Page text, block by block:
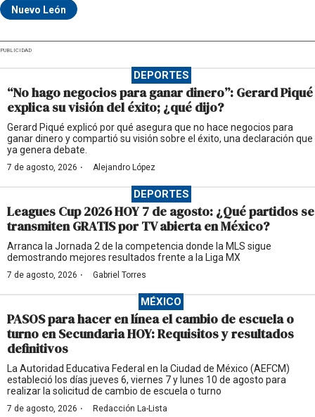
Nuevo León
PUBLICIDAD
DEPORTES
“No hago negocios para ganar dinero”: Gerard Piqué
explica su visión del éxito; ¿qué dijo?
Gerard Piqué explicó por qué asegura que no hace negocios para
ganar dinero y compartió su visión sobre el éxito, una declaración que
ya genera debate.
7 de agosto, 2026 · Alejandro López
DEPORTES
Leagues Cup 2026 HOY 7 de agosto: ¿Qué partidos se
transmiten GRATIS por TV abierta en México?
Arranca la Jornada 2 de la competencia donde la MLS sigue
demostrando mejores resultados frente a la Liga MX
7 de agosto, 2026 · Gabriel Torres
MÉXICO
PASOS para hacer en línea el cambio de escuela o
turno en Secundaria HOY: Requisitos y resultados
definitivos
La Autoridad Educativa Federal en la Ciudad de México (AEFCM)
estableció los días jueves 6, viernes 7 y lunes 10 de agosto para
realizar la solicitud de cambio de escuela o turno
7 de agosto, 2026 · Redacción La-Lista